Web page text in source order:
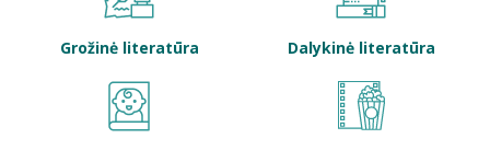
Grožinė literatūra Dalykinė literatūra